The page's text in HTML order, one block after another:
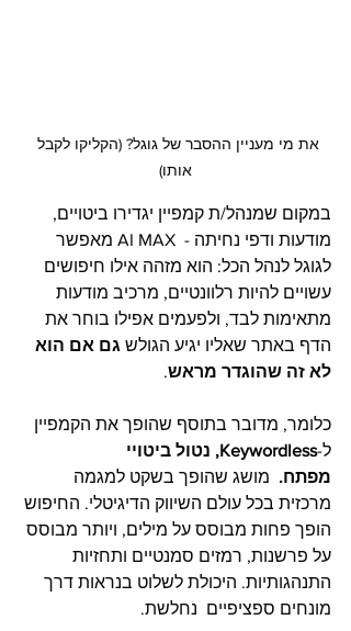
את מי מעניין ההסבר של גוגל? (הקליקו לקבל
אותו)
במקום שמנהל/ת קמפיין יגדירו ביטויים,
מודעות ודפי נחיתה -  AI MAX מאפשר
לגוגל לנהל הכל: הוא מזהה אילו חיפושים
עשויים להיות רלוונטיים, מרכיב מודעות
מתאימות לבד, ולפעמים אפילו בוחר את
הדף באתר שאליו יגיע הגולש גם אם הוא
לא זה שהוגדר מראש.
כלומר, מדובר בתוסף שהופך את הקמפיין
ל-
Keywordless, נטול ביטויי
מפתח. מושג שהופך בשקט למגמה
מרכזית בכל עולם השיווק הדיגיטלי. החיפוש
הופך פחות מבוסס על מילים, ויותר מבוסס
על פרשנות, רמזים סמנטיים ותחזיות
התנהגותיות. היכולת לשלוט בנראות דרך
מונחים ספציפיים  נחלשת.